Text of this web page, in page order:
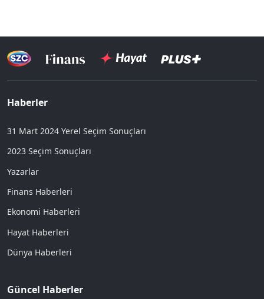
Haberler
31 Mart 2024 Yerel Seçim Sonuçları
2023 Seçim Sonuçları
Yazarlar
Finans Haberleri
Ekonomi Haberleri
Hayat Haberleri
Dünya Haberleri
Güncel Haberler